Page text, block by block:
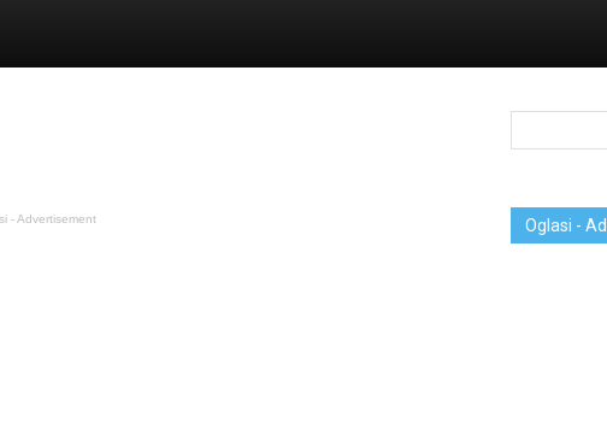
- Advertisement Oglasi -